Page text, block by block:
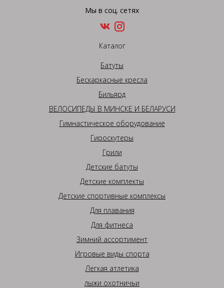
Мы в соц. сетях
Каталог
Батуты
Бескаркасные кресла
Бильярд
ВЕЛОСИПЕДЫ В МИНСКЕ И БЕЛАРУСИ
Гимнастическое оборудование
Гироскутеры
Грили
Детские батуты
Детские комплекты
Детские спортивные комплексы
Для плавания
Для фитнеса
Зимний ассортимент
Игровые виды спорта
Легкая атлетика
лыжи охотничьи